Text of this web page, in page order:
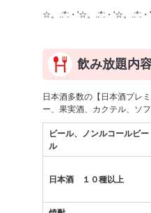
☆。.:*:・'☆。.:*:・'☆。.:*:
飲み放題内
日本酒多数の【日本酒プレ
ー、果実酒、カクテル、ソ
ビール、ノンルコールビー
ル
日本酒 １０種以上